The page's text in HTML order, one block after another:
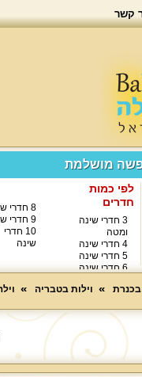
קשר
מושלמת
לפי כמות
חדרים
3 חדרי שינה
ומטה
4 חדרי שינה
5 חדרי שינה
6 חדרי שינה
8 חדרי שינה
9 חדרי שינה
10 חדרי
שינה
בכנרת וילות בטבריה